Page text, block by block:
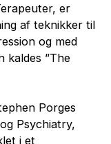
er
af teknikker til
og med
kaldes ”The
Porges
Psychiatry,
i et